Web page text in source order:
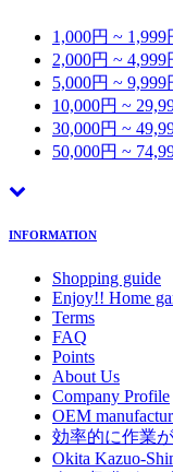
1,000円 ~ 1,999
2,000円 ~ 4,999
5,000円 ~ 9,999
10,000円 ~
30,000円 ~
50,000円 ~
INFORMATION
Shopping guide
Enjoy!! Home
Terms
FAQ
Points
About Us
Company Profile
OEM
効率的に作業
Okita Kazuo-